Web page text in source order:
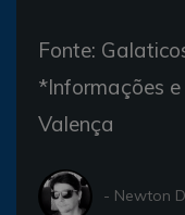
Fonte:
*Informações
Valença
- Newton